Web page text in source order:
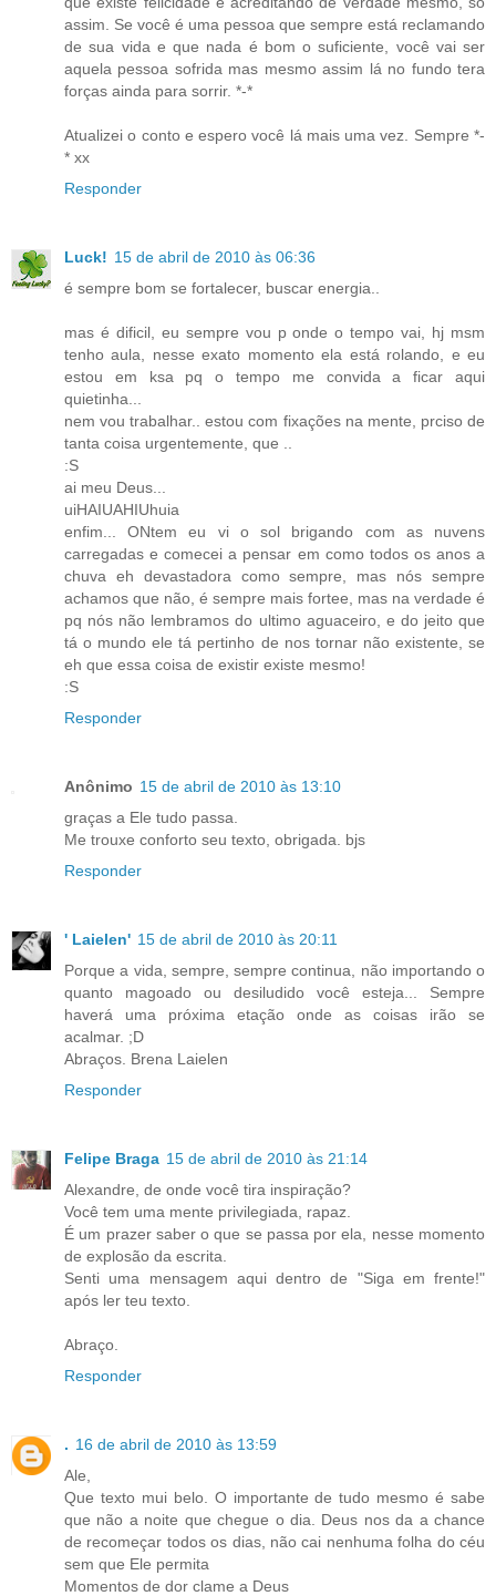
assim. Se você é uma pessoa que sempre está reclamando
de sua vida e que nada é bom o suficiente, você vai ser
aquela pessoa sofrida mas mesmo assim lá no fundo tera
forças ainda para sorrir. *-*
Atualizei o conto e espero você lá mais uma vez. Sempre *-
* xx
Responder
Luck! 15 de abril de 2010 às 06:36
é sempre bom se fortalecer, buscar energia..
mas é dificil, eu sempre vou p onde o tempo vai, hj msm
tenho aula, nesse exato momento ela está rolando, e eu
estou em ksa pq o tempo me convida a ficar aqui
quietinha...
nem vou trabalhar.. estou com fixações na mente, prciso de
tanta coisa urgentemente, que ..
:S
ai meu Deus...
uiHAIUAHIUhuia
enfim... ONtem eu vi o sol brigando com as nuvens
carregadas e comecei a pensar em como todos os anos a
chuva eh devastadora como sempre, mas nós sempre
achamos que não, é sempre mais fortee, mas na verdade é
pq nós não lembramos do ultimo aguaceiro, e do jeito que
tá o mundo ele tá pertinho de nos tornar não existente, se
eh que essa coisa de existir existe mesmo!
:S
Responder
Anônimo 15 de abril de 2010 às 13:10
graças a Ele tudo passa.
Me trouxe conforto seu texto, obrigada. bjs
Responder
' Laielen' 15 de abril de 2010 às 20:11
Porque a vida, sempre, sempre continua, não importando o
quanto magoado ou desiludido você esteja... Sempre
haverá uma próxima etação onde as coisas irão se
acalmar. ;D
Abraços. Brena Laielen
Responder
Felipe Braga 15 de abril de 2010 às 21:14
Alexandre, de onde você tira inspiração?
Você tem uma mente privilegiada, rapaz.
É um prazer saber o que se passa por ela, nesse momento
de explosão da escrita.
Senti uma mensagem aqui dentro de "Siga em frente!"
após ler teu texto.
Abraço.
Responder
. 16 de abril de 2010 às 13:59
Ale,
Que texto mui belo. O importante de tudo mesmo é sabe
que não a noite que chegue o dia. Deus nos da a chance
de recomeçar todos os dias, não cai nenhuma folha do céu
sem que Ele permita
Momentos de dor clame a Deus